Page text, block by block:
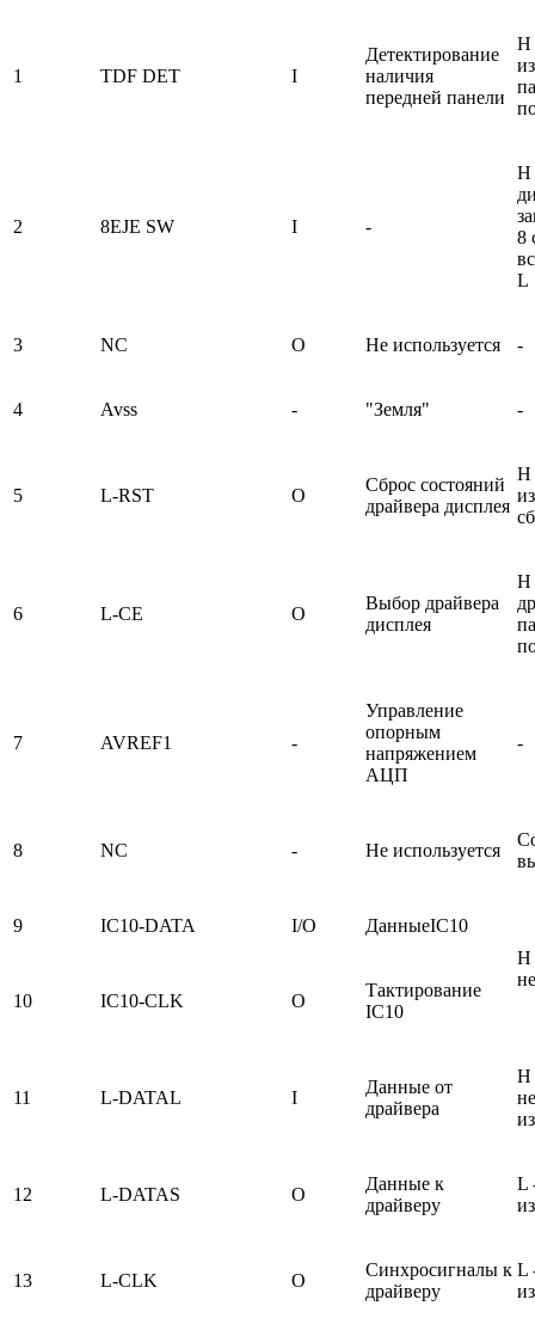
1 TDF DET I
Детектирование
наличия
передней панели
H
2 8EJE SW I -
H
8
L
3 NC O Не используется -
4 Avss - "Земля" -
5 L-RST O
Сброс состояний
драйвера дисплея
H
6 L-CE O
Выбор драйвера
дисплея
H
7 AVREF1 -
Управление
опорным
напряжением
АЦП
-
8 NC - Не используется
9 IC10-DATA I/O
ДанныеIC10
H
10
IC10-CLK O
Тактирование
IC10
11 L-DATAL I
Данные от
драйвера
H
12 L-DATAS O
Данные к
драйверу
L
13 L-CLK O
Синхросигналы к
драйверу
L